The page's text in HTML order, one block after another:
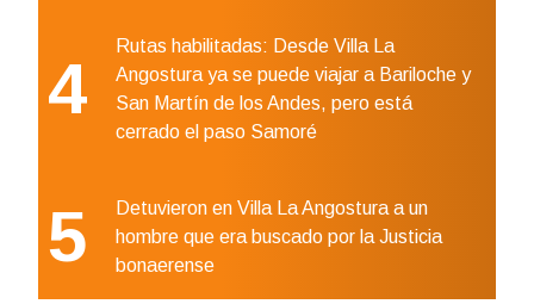
4
Rutas habilitadas: Desde Villa La
Angostura ya se puede viajar a Bariloche y
San Martín de los Andes, pero está
cerrado el paso Samoré
5
Detuvieron en Villa La Angostura a un
hombre que era buscado por la Justicia
bonaerense